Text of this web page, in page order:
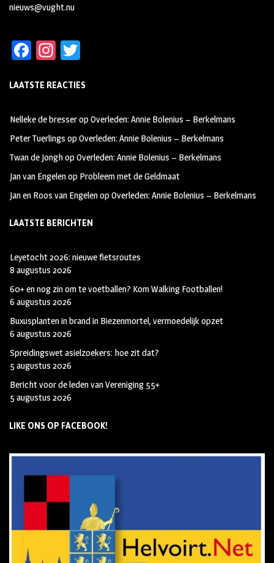
nieuws@vught.nu
Fa
b
oo
k
In
ag
m
tt
LAATSTE REACTIES
Nelleke de bresseropOverleden: Annie Bolenius – Berkelmans
Peter Tuerlings opOverleden: Annie Bolenius – Berkelmans
Twan de JonghopOverleden: Annie Bolenius – Berkelmans
Jan van Engelenop Probleem met de Geldmaat
Jan en Roos van EngelenopOverleden: Annie Bolenius – Berkelmans
LAATSTE BERICHTEN
Leyetocht 2026: nieuwe fietsroutes
8 augustus 2026
60+ en nog zin om te voetballen? Kom Walking Footballen!
6 augustus 2026
Buxusplanten in brand in Biezenmortel, vermoedelijk opzet
6 augustus 2026
Spreidingswet asielzoekers: hoe zit dat?
5 augustus 2026
Bericht voor de leden van Vereniging 55+
5 augustus 2026
LIKE ONS OP FACEBOOK!